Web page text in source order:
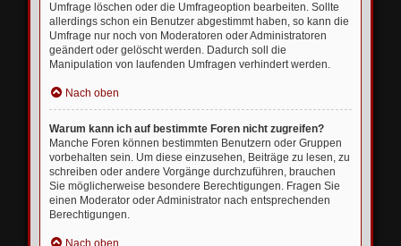
Umfrage löschen oder die Umfrageoption bearbeiten. Sollte
allerdings schon ein Benutzer abgestimmt haben, so kann die
Umfrage nur noch von Moderatoren oder Administratoren
geändert oder gelöscht werden. Dadurch soll die
Manipulation von laufenden Umfragen verhindert werden.
Nach oben
Warum kann ich auf bestimmte Foren nicht zugreifen?
Manche Foren können bestimmten Benutzern oder Gruppen
vorbehalten sein. Um diese einzusehen, Beiträge zu lesen, zu
schreiben oder andere Vorgänge durchzuführen, brauchen
Sie möglicherweise besondere Berechtigungen. Fragen Sie
einen Moderator oder Administrator nach entsprechenden
Berechtigungen.
Nach oben